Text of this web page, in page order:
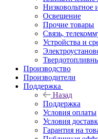
Низковольтное
Освещение
Прочие товары
Связь,
Устройства и
Производство
Производители
Поддержка
Назад
Поддержка
Условия оплаты
Условия
Гарантия на